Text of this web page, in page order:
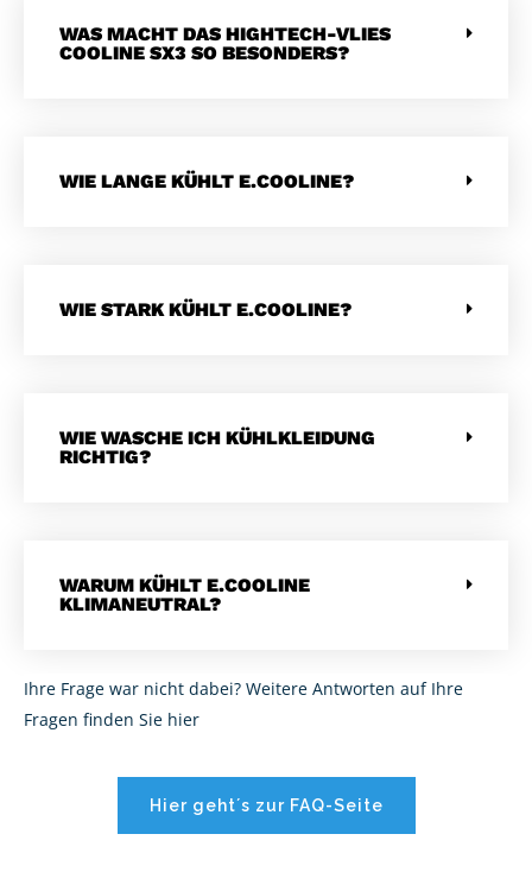
WAS MACHT DAS HIGHTECH-VLIES
COOLINE SX3 SO BESONDERS?
WIE LANGE KÜHLT E.COOLINE?
WIE STARK KÜHLT E.COOLINE?
WIE WASCHE ICH KÜHLKLEIDUNG
RICHTIG?
WARUM KÜHLT E.COOLINE
KLIMANEUTRAL?
Ihre Frage war nicht dabei? Weitere Antworten auf Ihre
Fragen finden Sie hier
Hier geht´s zur FAQ-Seite